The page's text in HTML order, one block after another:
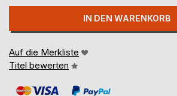
IN DEN WARENKORB
Auf die Merkliste
Titel bewerten